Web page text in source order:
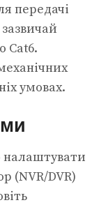
передачі
Cat6.
умовах.
налаштувати
(NVR/DVR)